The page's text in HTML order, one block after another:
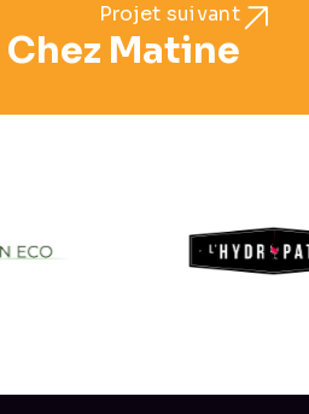
Projet suivant
Chez Matine